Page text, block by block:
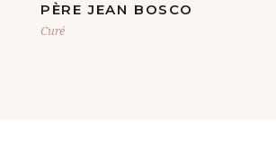
PÈRE JEAN BOSCO
Curé